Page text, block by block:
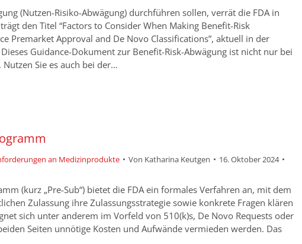
(Nutzen-Risiko-Abwägung) durchführen sollen, verrät die FDA in
den Titel “Factors to Consider When Making Benefit-Risk
Premarket Approval and De Novo Classifications”, aktuell in der
Guidance-Dokument zur Benefit-Risk-Abwägung ist nicht nur bei
Sie es auch bei der…
an Medizinprodukte Von Katharina Keutgen
16. Oktober 2024
(kurz „Pre-Sub“) bietet die FDA ein formales Verfahren an, mit dem
Zulassung ihre Zulassungsstrategie sowie konkrete Fragen klären
sich unter anderem im Vorfeld von 510(k)s, De Novo Requests oder
Seiten unnötige Kosten und Aufwände vermieden werden. Das